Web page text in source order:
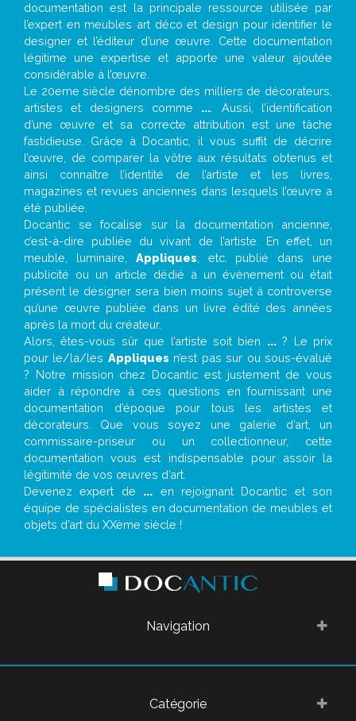
documentation est la principale ressource utilisée par
l’expert en meubles art déco et design pour identifier le
designer et l’éditeur d’une œuvre. Cette documentation
légitime une expertise et apporte une valeur ajoutée
considérable à l’œuvre.
Le 20eme siècle dénombre des milliers de décorateurs,
artistes et designers comme ... . Aussi, l’identification
d’une œuvre et sa correcte attribution est une tâche
fastidieuse. Grâce à Docantic, il vous suffit de décrire
l’œuvre, de comparer la vôtre aux résultats obtenus et
ainsi connaître l’identité de l’artiste et les livres,
magazines et revues anciennes dans lesquels l’œuvre a
été publiée.
Docantic se focalise sur la documentation ancienne,
c’est-à-dire publiée du vivant de l’artiste. En effet, un
meuble, luminaire, Appliques , etc. publié dans une
publicité ou un article dédié à un évènement où était
présent le designer sera bien moins sujet à controverse
qu’une œuvre publiée dans un livre édité des années
après la mort du créateur.
Alors, êtes-vous sûr que l’artiste soit bien ...? Le prix
pour le/la/les Appliques n’est pas sur ou sous-évalué
? Notre mission chez Docantic est justement de vous
aider à répondre à ces questions en fournissant une
documentation d’époque pour tous les artistes et
décorateurs. Que vous soyez une galerie d’art, un
commissaire-priseur ou un collectionneur, cette
documentation vous est indispensable pour assoir la
légitimité de vos œuvres d’art.
Devenez expert de ... en rejoignant Docantic et son
équipe de spécialistes en documentation de meubles et
objets d’art du XXème siècle !
Navigation
Catégorie